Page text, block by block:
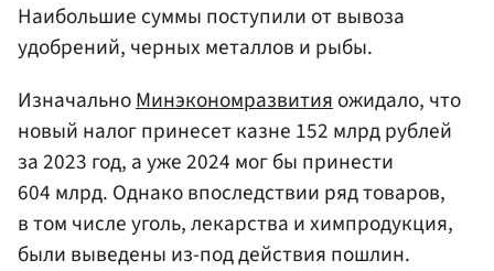
Наибольшие суммы поступили от вывоза
удобрений, черных металлов и рыбы.
ИзначальноМинэкономразвития ожидало, что
новый налог принесет казне 152 млрд рублей
за 2023 год, а уже 2024 мог бы принести
604 млрд. Однако впоследствии ряд товаров,
в том числе уголь, лекарства и химпродукция,
были выведены из-под действия пошлин.